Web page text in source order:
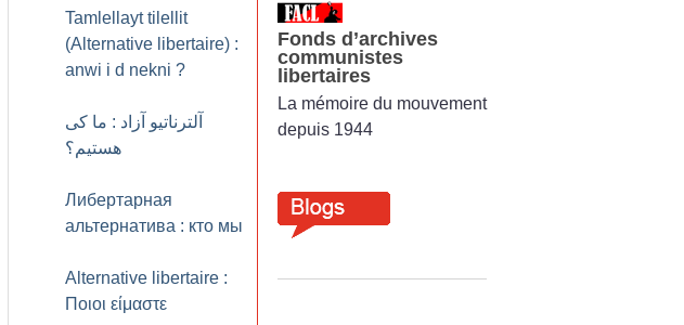
Tamlellayt tilellit
(Alternative libertaire) :
anwi i d nekni ?
آلترناتیو آزاد : ما کی
هستیم؟
Либертарная
альтернатива : кто мы
Alternative libertaire :
Ποιοι είμαστε
Fonds d’archives
communistes
libertaires
La mémoire du mouvement
depuis 1944